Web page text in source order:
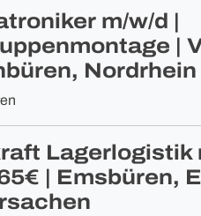
m/w/d |
|
Lagerlogistik
| Emsbüren,